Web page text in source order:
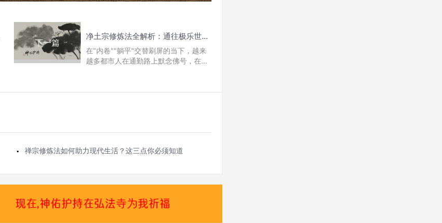
下一篇
净土宗修炼法全解析：通往极乐世界的修行密码
在"内卷""躺平"交替刷屏的当下，越来
越多都市人在通勤路上默念佛号，在办
禅宗修炼法如何助力现代生活？这三点你必须知道